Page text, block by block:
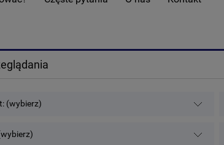
(wybierz)